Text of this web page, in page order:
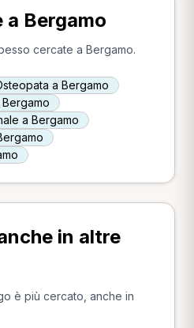
Bergamo
cercate a Bergamo.
a Bergamo
a Bergamo
in altre
è più cercato, anche in